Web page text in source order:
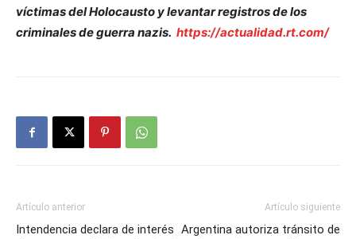
víctimas del Holocausto y levantar registros de los
criminales de guerra nazis. https://actualidad.rt.com/
Artículo anterior
Intendencia declara de interés
Artículo siguiente
Argentina autoriza tránsito de